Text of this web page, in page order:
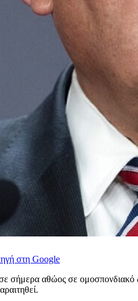
στη Google
σήμερα αθώος σε ομοσπονδιακό